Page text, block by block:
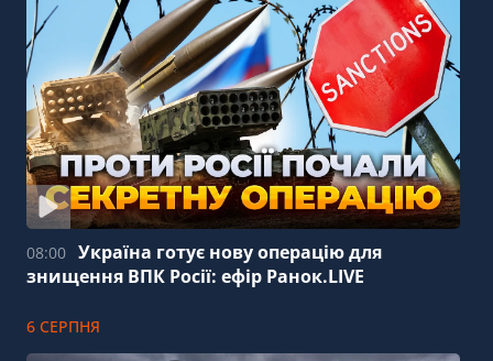
08:00 Україна готує нову операцію для
знищення ВПК Росії: ефір Ранок.LIVE
6 СЕРПНЯ